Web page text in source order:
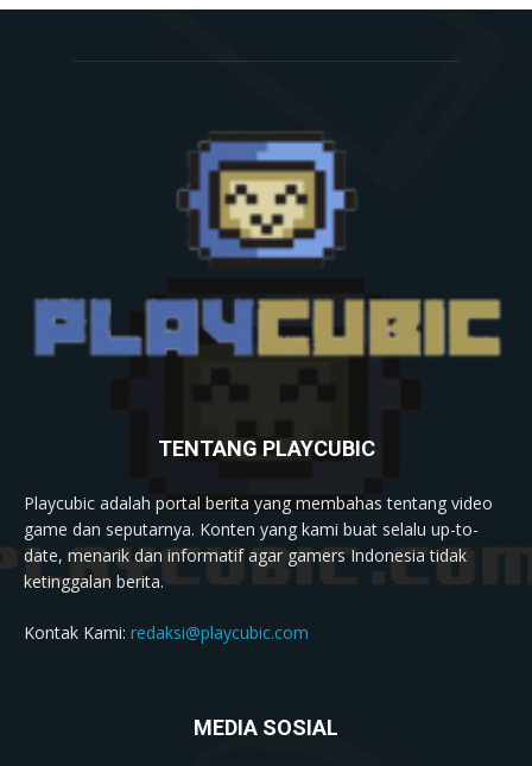
TENTANG PLAYCUBIC
Playcubic adalah portal berita yang membahas tentang video
game dan seputarnya. Konten yang kami buat selalu up-to-
date, menarik dan informatif agar gamers Indonesia tidak
ketinggalan berita.
Kontak Kami: redaksi@playcubic.com
MEDIA SOSIAL